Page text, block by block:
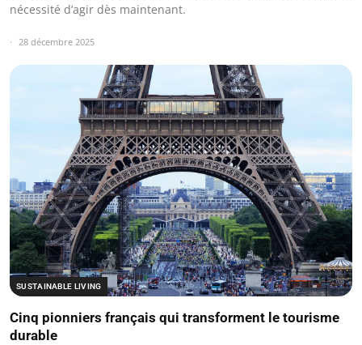
nécessité d’agir dès maintenant.
28 décembre 2025
SUSTAINABLE LIVING
Cinq pionniers français qui transforment le tourisme
durable